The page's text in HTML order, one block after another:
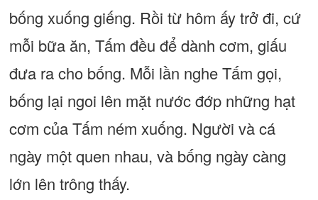
bống xuống giếng. Rồi từ hôm ấy trở đi, cứ
mỗi bữa ăn, Tấm đều để dành cơm, giấu
đưa ra cho bống. Mỗi lần nghe Tấm gọi,
bống lại ngoi lên mặt nước đớp những hạt
cơm của Tấm ném xuống. Người và cá
ngày một quen nhau, và bống ngày càng
lớn lên trông thấy.